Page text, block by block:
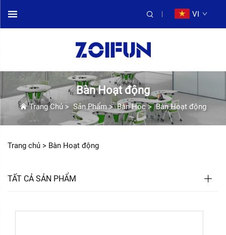
VI
Bàn Hoạt động
Trang Chủ >Sản Phẩm>Bàn Học>Bàn Hoạt động
Trang chủ > Bàn Hoạt động
TẤT CẢ SẢN PHẨM